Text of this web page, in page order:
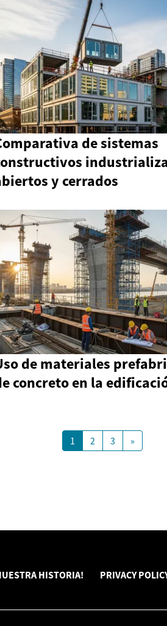
de sistemas
y cerrados
de materiales
concreto en la
1 2 3 »
HISTORIA! PRIVACY